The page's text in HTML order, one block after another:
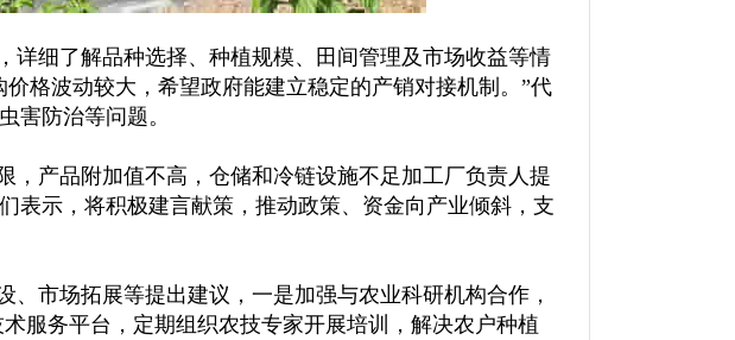
细了解品种选择、种植规模、田间管理及市场收益等情
格波动较大，希望政府能建立稳定的产销对接机制。”代
害防治等问题。
产品附加值不高，仓储和冷链设施不足加工厂负责人提
表示，将积极建言献策，推动政策、资金向产业倾斜，支
市场拓展等提出建议，一是加强与农业科研机构合作，
服务平台，定期组织农技专家开展培训，解决农户种植